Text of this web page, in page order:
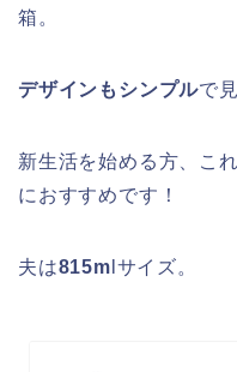
箱。
デザインもシンプルで
新生活を始める方、こ
におすすめです！
夫は815m lサイズ。